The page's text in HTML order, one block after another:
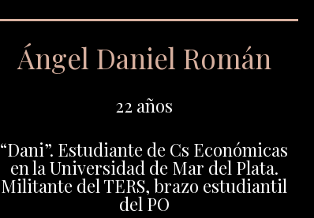
Ángel Daniel Román
22 años
“Dani”. Estudiante de Cs Económicas
en la Universidad de Mar del Plata.
Militante del TERS, brazo estudiantil
del PO